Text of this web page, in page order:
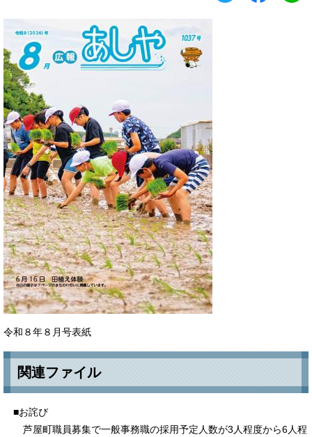
令和８年８月号表紙
関連ファイル
■お詫び
芦屋町職員募集で一般事務職の採用予定人数が3人程度から6人程